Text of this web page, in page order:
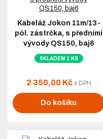
Kabeláž Jokon 11m/13-
pól. zástrčka, s předními
vývody QS150, baj6
SKLADEM 1 KS
2 350,00 Kč s DPH
Do košíku